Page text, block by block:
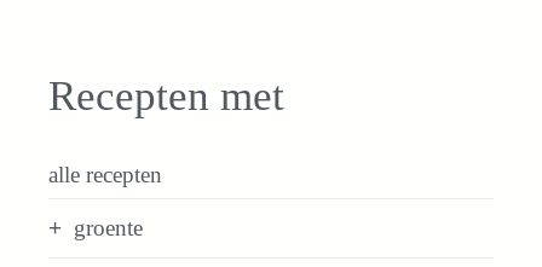
Recepten met
alle recepten
groente